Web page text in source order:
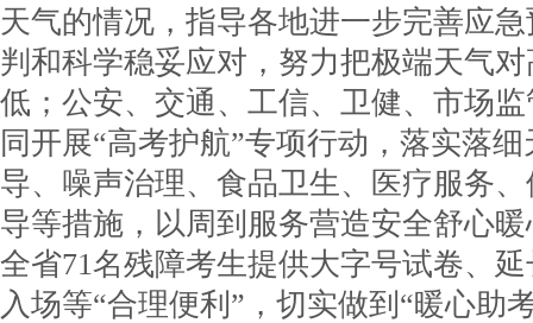
天气的情况，指导各地进一步完善应
判和科学稳妥应对，努力把极端天气
低；公安、交通、工信、卫健、市场
同开展“高考护航”专项行动，落实落
导、噪声治理、食品卫生、医疗服务
导等措施，以周到服务营造安全舒心
全省71名残障考生提供大字号试卷、
入场等“合理便利”，切实做到“暖心助